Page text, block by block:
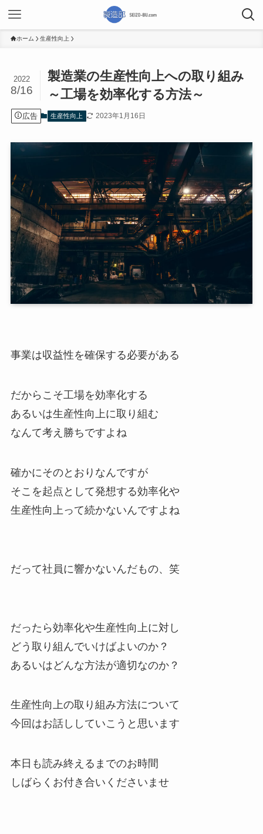
ホーム 生産性向上
製造業の生産性向上への取り組み
～工場を効率化する方法～
2022
8/16
広告 生産性向上 2023年1月16日
事業は収益性を確保する必要がある
だからこそ工場を効率化する
あるいは生産性向上に取り組む
なんて考え勝ちですよね
確かにそのとおりなんですが
そこを起点として発想する効率化や
生産性向上って続かないんですよね
だって社員に響かないんだもの、笑
だったら効率化や生産性向上に対し
どう取り組んでいけばよいのか？
あるいはどんな方法が適切なのか？
生産性向上の取り組み方法について
今回はお話ししていこうと思います
本日も読み終えるまでのお時間
しばらくお付き合いくださいませ